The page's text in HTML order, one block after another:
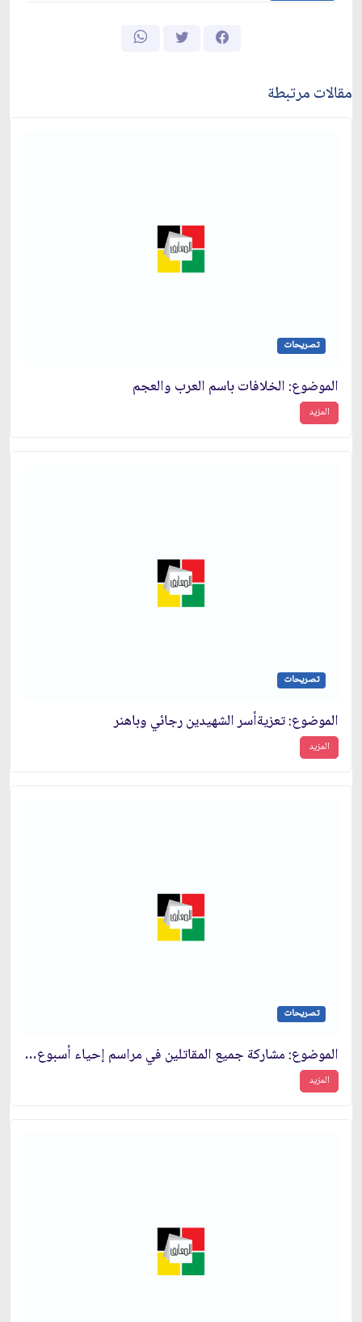
مقالات مرتبطة
تصريحات
الموضوع: الخلافات باسم العرب والعجم‏
المزيد
تصريحات
الموضوع: تعزيةأسر الشهيدين رجائي وباهنر
المزيد
تصريحات
الموضوع: مشاركة جميع المقاتلين في مراسم إحياء أسبوع الحرب‏
المزيد